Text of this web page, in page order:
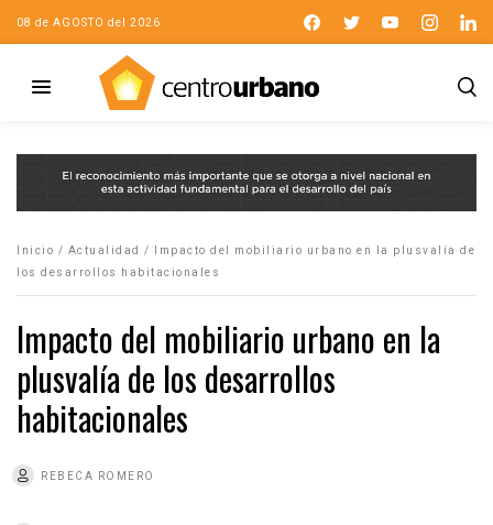
08 de AGOSTO del 2026
Inicio / Actualidad /
Impacto del mobiliario urbano en la plusvalía de
los desarrollos habitacionales
Impacto del mobiliario urbano en la
plusvalía de los desarrollos
habitacionales
REBECA ROMERO